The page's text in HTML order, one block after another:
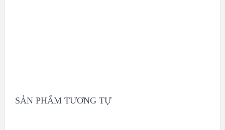
SẢN PHẨM TƯƠNG TỰ